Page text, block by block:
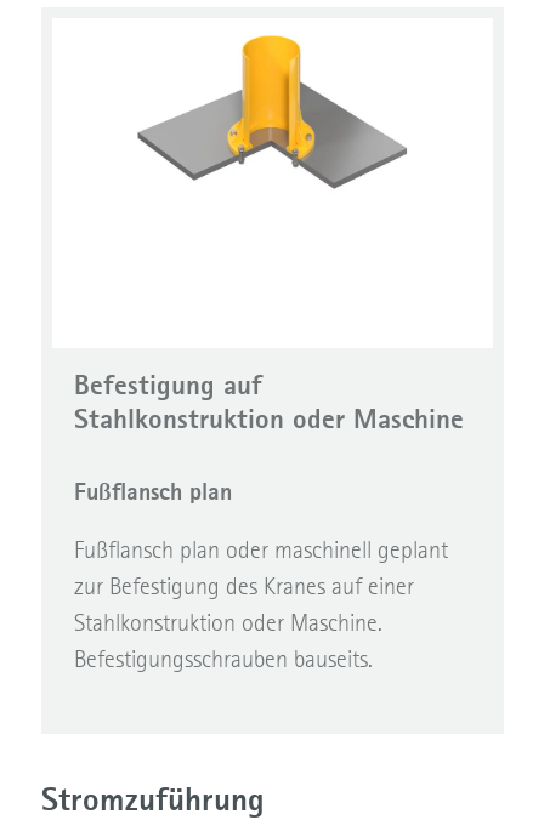
Befestigung auf
Stahlkonstruktion oder Maschine
Fußflansch plan
Fußflansch plan oder maschinell geplant
zur Befestigung des Kranes auf einer
Stahlkonstruktion oder Maschine.
Befestigungsschrauben bauseits.
Stromzuführung